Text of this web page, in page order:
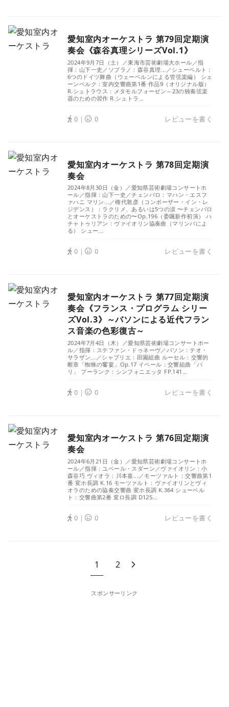
愛知室内オーケストラ 第79回定期演
奏会《森谷真理シリーズVol.1》
2024年9月7日（土）／東海市芸術劇場大ホール／指
揮：山下一史／ソプラノ：森谷真理...／シューベルト：
6つのドイツ舞曲（ウェーベルンによる管弦楽編） シェ
ーンベルク：室内交響曲第1番 作品9（オリジナル版）
R.シュトラウス：メタモルフォーゼン～23の独奏弦楽
器のための習作 R.シュトラ...
0｜ 0 レビューを書く
愛知室内オーケストラ 第78回定期演
奏会
2024年8月30日（金）／愛知県芸術劇場コンサートホ
ール／指揮：山下一史／チェンバロ：マハン・エスフ
ァハニ マリン...／権代敦彦（コンポーザー・イン・レ
ジデンス）：ラクリメ、あるいは5つの涙 〜チェンバロ
とオーケストラのための〜Op.196（委嘱新作初演） ハ
チャトゥリアン：ヴァイオリン協奏曲（マリンバによ
る） シュー...
0｜ 0 レビューを書く
愛知室内オーケストラ 第77回定期演
奏会《フランス・プログラム シリー
ズVol.3》～バソンによる近代フラン
ス音楽の色彩復古～
2024年7月4日（木）／愛知県芸術劇場コンサートホー
ル／指揮：ステファン・ドゥネーヴ／バソン：テオ・
サラザン...／シャブリエ：田園組曲 ルーセル：交響的
断章「蜘蛛の饗宴」Op.17 イベール：交響組曲「パ
リ」 プーランク：シンフォニエッタ FP.141...
0｜ 0 レビューを書く
愛知室内オーケストラ 第76回定期演
奏会
2024年6月21日（金）／愛知県芸術劇場コンサートホ
ール／指揮：ユベール・スダーン／ヴァイオリン：小
森谷巧 ヴィオラ：川本嘉...／モーツァルト：交響曲第1
番 変ホ長調 K.16 モーツァルト：ヴァイオリンとヴィ
オラのための協奏交響曲 変ホ長調 K.364 シューベル
ト：交響曲第2番 変ロ長調 D125...
0｜ 0 レビューを書く
1 2
スポンサーリンク